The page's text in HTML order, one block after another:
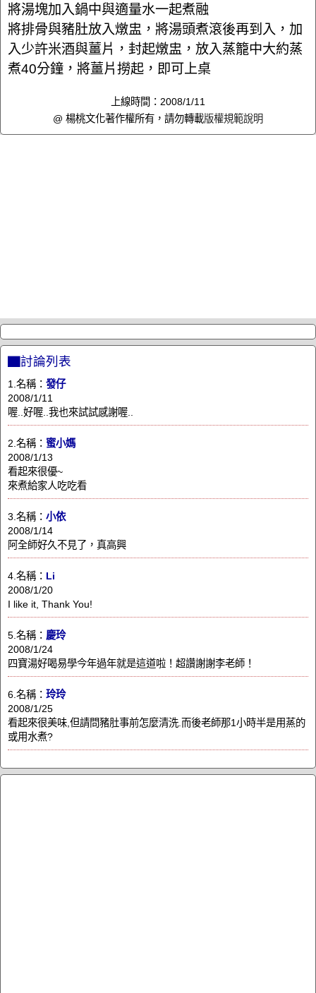
將湯塊加入鍋中與適量水一起煮融
將排骨與豬肚放入燉盅，將湯頭煮滾後再到入，加
入少許米酒與薑片，封起燉盅，放入蒸籠中大約蒸
煮40分鐘，將薑片撈起，即可上桌
上線時間：2008/1/11
@ 楊桃文化著作權所有，請勿轉載版權規範說明
▇討論列表
1.名稱： 發仔
2008/1/11
喔..好喔..我也來試試感謝喔..
2.名稱： 蜜小媽
2008/1/13
看起來很優~
來煮給家人吃吃看
3.名稱： 小依
2008/1/14
阿全師好久不見了，真高興
4.名稱： Li
2008/1/20
I like it, Thank You!
5.名稱： 慶玲
2008/1/24
四寶湯好喝易學今年過年就是這道啦！超讚謝謝李老師！
6.名稱： 玲玲
2008/1/25
看起來很美味,但請問豬肚事前怎麼清洗.而後老師那1小時半是用蒸的
或用水煮?